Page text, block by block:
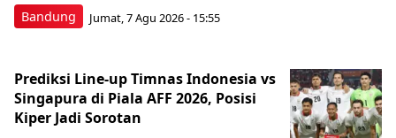
Bandung Jumat, 7 Agu 2026 - 15:55
Prediksi Line-up Timnas Indonesia vs
Singapura di Piala AFF 2026, Posisi
Kiper Jadi Sorotan